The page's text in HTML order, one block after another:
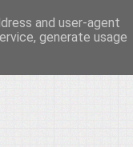
and user-agent
generate usage